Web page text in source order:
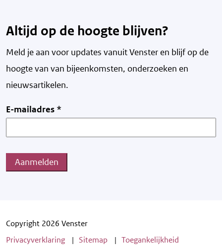
Altijd op de hoogte blijven?
Meld je aan voor updates vanuit Venster en blijf op de
hoogte van van bijeenkomsten, onderzoeken en
nieuwsartikelen.
E-mailadres *
Aanmelden
Copyright 2026 Venster
Privacyverklaring
Sitemap Toegankelijkheid